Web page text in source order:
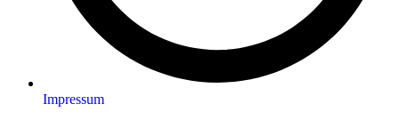
Impressum